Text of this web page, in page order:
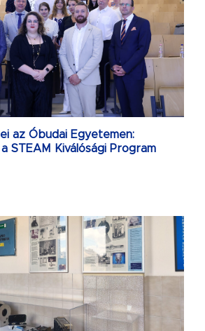
az Óbudai Egyetemen:
STEAM Kiválósági Program